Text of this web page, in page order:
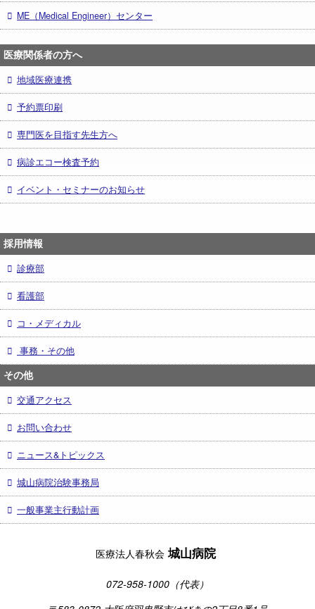
ME（Medical Engineer）センター
医療関係者の方へ
地域医療連携
予約票印刷
専門医を目指す先生方へ
病診エコー検査予約
イベント・セミナーのお知らせ
採用情報
診療部
看護部
コ・メディカル
事務・その他
その他
交通アクセス
お問い合わせ
ニュース&トピックス
城山病院治験事務局
一般事業主行動計画
医療法人春秋会 城山病院
072-958-1000（代表）